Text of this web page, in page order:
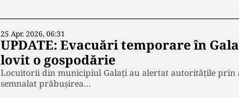
25 Apr. 2026, 06:31
UPDATE: Evacuări temporare în
lovit o gospodărie
Locuitorii din municipiul Galați au alertat autoritățile prin
semnalat prăbușirea…